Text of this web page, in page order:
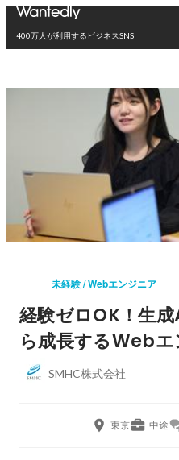
400万人が利用するビジネスSNS
未経験 / Webエンジニア
経験ゼロOK！生
ら成長するWeb
SMHC株式会社
東京 中途